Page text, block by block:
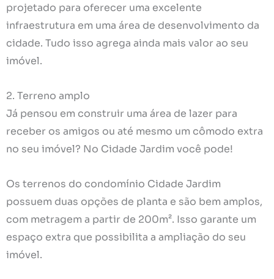
projetado para oferecer uma excelente
infraestrutura em uma área de desenvolvimento da
cidade. Tudo isso agrega ainda mais valor ao seu
imóvel.
2. Terreno amplo
Já pensou em construir uma área de lazer para
receber os amigos ou até mesmo um cômodo extra
no seu imóvel? No Cidade Jardim você pode!
Os terrenos do condomínio Cidade Jardim
possuem duas opções de planta e são bem amplos,
com metragem a partir de 200m². Isso garante um
espaço extra que possibilita a ampliação do seu
imóvel.